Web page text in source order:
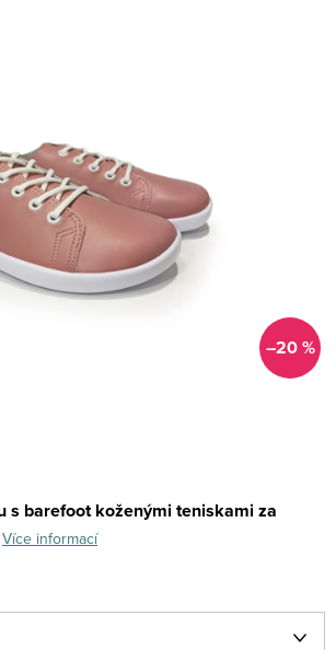
–20 %
s barefoot koženými teniskami za
Více informací